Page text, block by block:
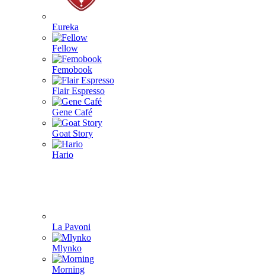
Eureka
Fellow
Femobook
Flair Espresso
Gene Café
Goat Story
Hario
La Pavoni
Mlynko
Morning